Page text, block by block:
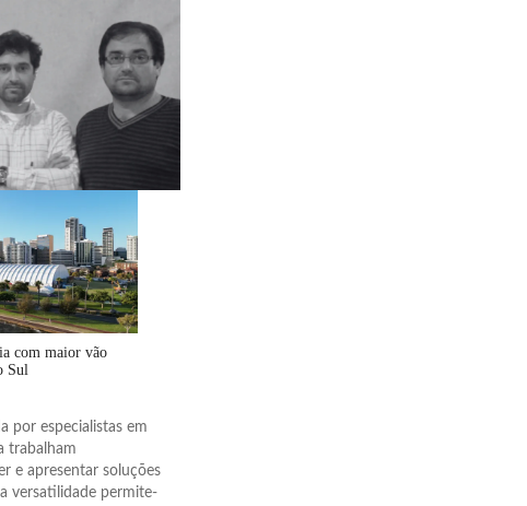
com maior vão
Sul
por especialistas em
trabalham
e apresentar soluções
versatilidade permite-